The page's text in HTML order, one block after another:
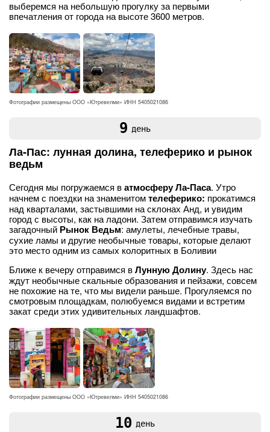
выберемся на небольшую прогулку за первыми
впечатления от города на высоте 3600 метров.
Фотографии размещены ООО «Ютревелми» ИНН 5405021086
9 день
Ла-Пас: лунная долина, телеферико и рынок
ведьм
Сегодня мы погружаемся ватмосферу Ла-Паса. Утро
начнем с поездки на знаменитомтелеферико: прокатимся
над кварталами, застывшими на склонах Анд, и увидим
город с высоты, как на ладони. Затем отправимся изучать
загадочный Рынок Ведьм: амулеты, лечебные травы,
сухие ламы и другие необычные товары, которые делают
это место одним из самых колоритных в Боливии
Ближе к вечеру отправимся вЛунную Долину. Здесь нас
ждут необычные скальные образования и пейзажи, совсем
не похожие на те, что мы видели раньше. Прогуляемся по
смотровым площадкам, полюбуемся видами и встретим
закат среди этих удивительных ландшафтов.
Фотографии размещены ООО «Ютревелми» ИНН 5405021086
10 день